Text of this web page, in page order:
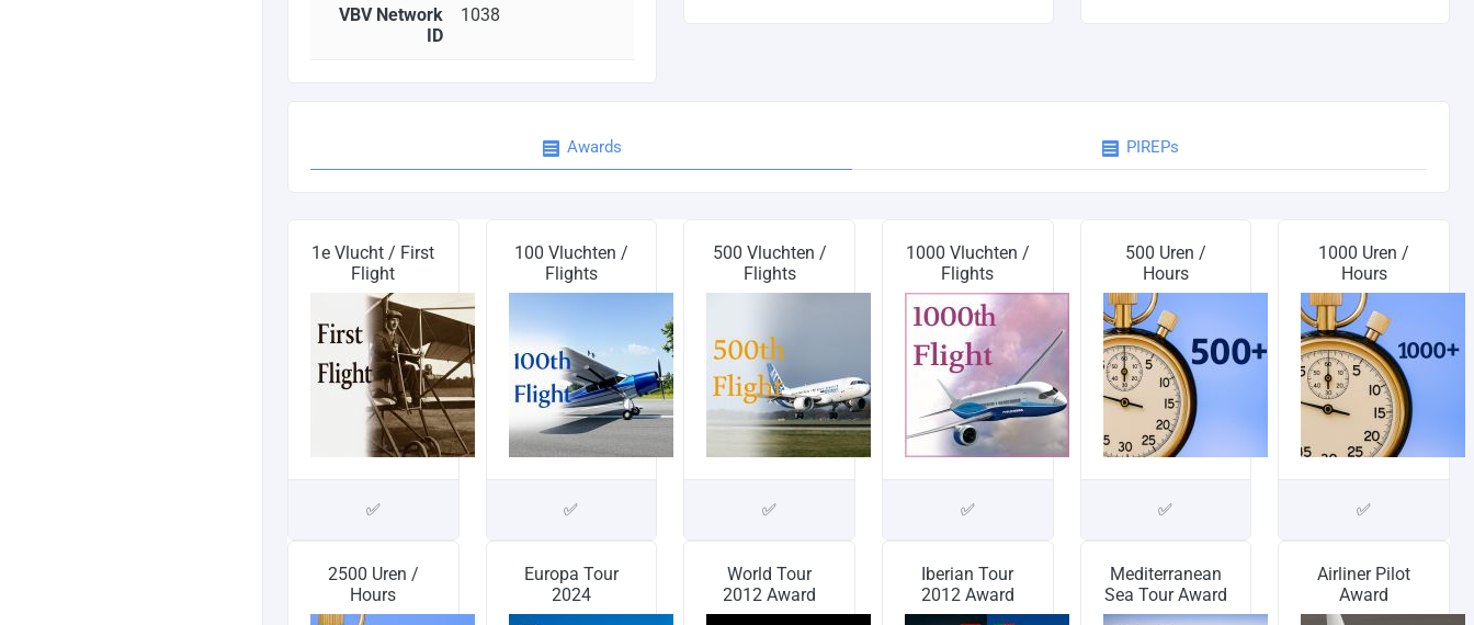
VBV Network
ID
1038
Awards PIREPs
1e Vlucht / First
Flight
✅
100 Vluchten /
Flights
✅
500 Vluchten /
Flights
✅
1000 Vluchten /
Flights
✅
500 Uren /
Hours
✅
1000 Uren /
Hours
✅
2500 Uren /
Hours
Europa Tour
2024
World Tour
2012 Award
Iberian Tour
2012 Award
Mediterranean
Sea Tour Award
Airliner Pilot
Award